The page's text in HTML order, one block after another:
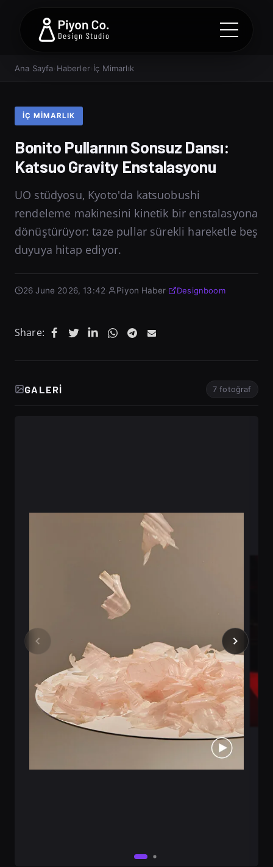
Ana Sayfa Haberler› İç Mimarlık
İÇ MIMARLIK
Bonito Pullarının Sonsuz Dansı:
Katsuo Gravity Enstalasyonu
UO stüdyosu, Kyoto'da katsuobushi
rendeleme makinesini kinetik bir enstalasyona
dönüştürüyor: taze pullar sürekli hareketle beş
duyuya hitap ediyor.
26 June 2026, 13:42 Piyon Haber· Designboom
Share:
GALERI 7 fotoğraf